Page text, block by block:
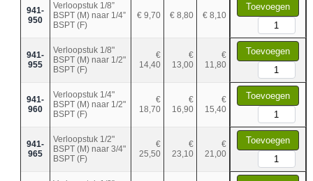
941-
950
Verloopstuk 1/8”
BSPT (M) naar 1/4”
BSPT (F)
€ 9,70 € 8,80 € 8,10
Toevoegen
941-
955
Verloopstuk 1/8"
BSPT (M) naar 1/2"
BSPT (F)
€
14,40
€
13,00
€
11,80
Toevoegen
941-
960
Verloopstuk 1/4"
BSPT (M) naar 1/2"
BSPT (F)
€
18,70
€
16,90
€
15,40
Toevoegen
941-
965
Verloopstuk 1/2"
BSPT (M) naar 3/4"
BSPT (F)
€
25,50
€
23,10
€
21,00
Toevoegen